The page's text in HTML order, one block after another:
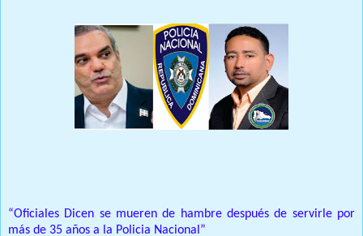
“Oficiales Dicen se mueren de hambre después de servirle por
más de 35 años a la Policia Nacional”